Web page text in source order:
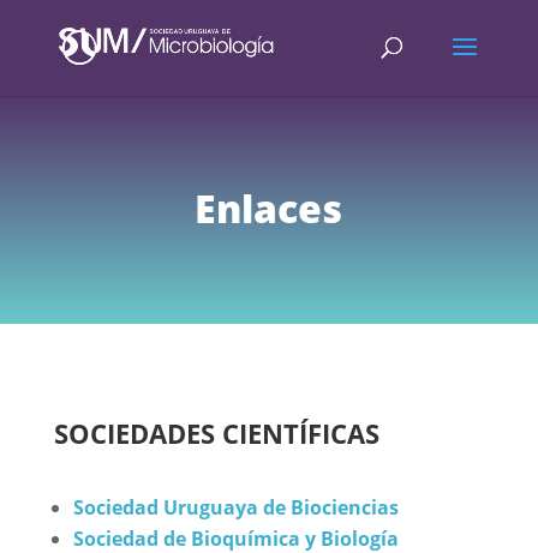
Enlaces
SOCIEDADES CIENTÍFICAS
Sociedad Uruguaya de Biociencias
Sociedad de Bioquímica y Biología